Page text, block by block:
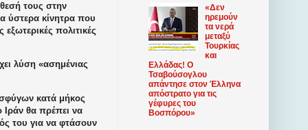
τους στην
ύστερα κίνητρα που
πολιτικές
λύση «ασημένιας
κατά μήκος
Ιράν θα πρέπει να
του για να φτάσουν
«Δεν
ηρεμούν
τα νερά
μεταξύ
Τουρκίας
και
Ελλάδας! Ο
Τσαβούσογλου
απάντησε στον Έλληνα
απόστρατο για τις
γέφυρες του
Βοσπόρου»